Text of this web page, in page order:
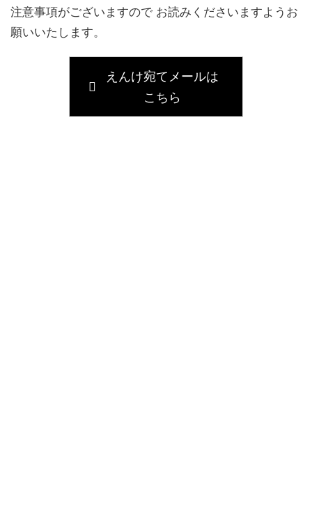
注意事項がございますので お読みくださいますようお
願いいたします。
えんけ宛てメールは
こちら